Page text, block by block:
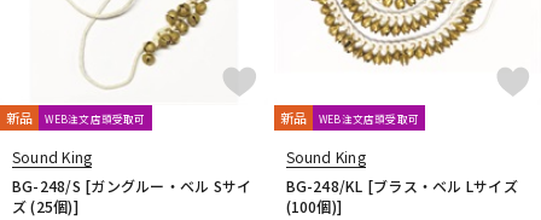
ヴィンテージ
新品 WEB注文店頭受取可
Sound King
BG-248/S [ガングルー・ベル Sサイ
ズ (25個)]
新品 WEB注文店頭受取可
Sound King
BG-248/KL [ブラス・ベル Lサイズ
(100個)]